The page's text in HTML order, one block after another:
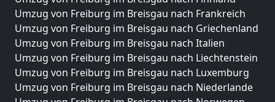
Umzug von Freiburg im Breisgau nach Frankreich
Umzug von Freiburg im Breisgau nach Griechenland
Umzug von Freiburg im Breisgau nach Italien
Umzug von Freiburg im Breisgau nach Liechtenstein
Umzug von Freiburg im Breisgau nach Luxemburg
Umzug von Freiburg im Breisgau nach Niederlande